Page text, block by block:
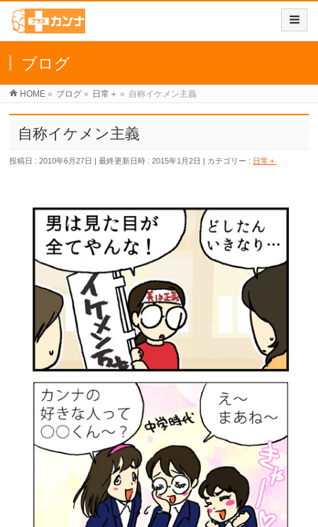
ブログ
HOME » ブログ » 日常＋ » 自称イケメン主義
自称イケメン主義
投稿日 : 2010年6月27日 最終更新日時 : 2015年1月2日 カテゴリー : 日常＋